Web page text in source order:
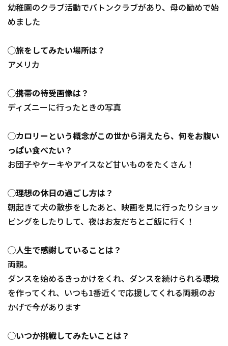
幼稚園のクラブ活動でバトンクラブがあり、母の勧めで始
めました
◯旅をしてみたい場所は？
アメリカ
◯携帯の待受画像は？
ディズニーに行ったときの写真
◯カロリーという概念がこの世から消えたら、何をお腹い
っぱい食べたい？
お団子やケーキやアイスなど甘いものをたくさん！
◯理想の休日の過ごし方は？
朝起きて犬の散歩をしたあと、映画を見に行ったりショッ
ピングをしたりして、夜はお友だちとご飯に行く！
◯人生で感謝していることは？
両親。
ダンスを始めるきっかけをくれ、ダンスを続けられる環境
を作ってくれ、いつも1番近くで応援してくれる両親のお
かげで今があります
◯いつか挑戦してみたいことは？